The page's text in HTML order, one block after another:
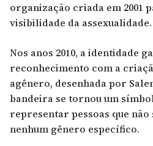
organização criada em 2001
visibilidade da assexualidade.
Nos anos 2010, a identidade
reconhecimento com a
agênero, desenhada por
bandeira se tornou um
representar pessoas que
nenhum gênero específico.